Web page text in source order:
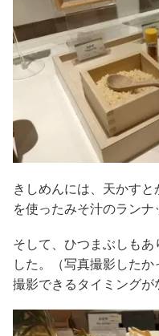
きしめんには、天かす
を使ったみそ汁のランナ
そして、ひつまぶしもあ
した。（写真撮影した
撮影できるタイミングが